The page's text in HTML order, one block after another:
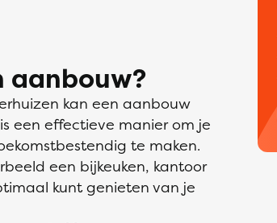
aanbouw?
kan een aanbouw
een effectieve manier om je
te maken.
een bijkeuken, kantoor
kunt genieten van je